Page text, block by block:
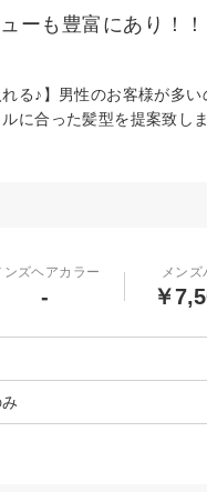
ーも豊富にあり！
る♪】男性のお客様が多
に合った髪型を提案致し
ンズヘアカラー
-
メンズ
￥